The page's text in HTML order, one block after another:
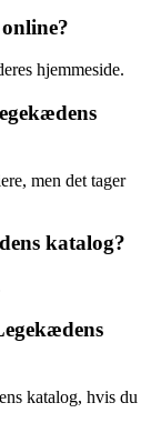
hjemmeside.
men det tager
katalog?
katalog, hvis du